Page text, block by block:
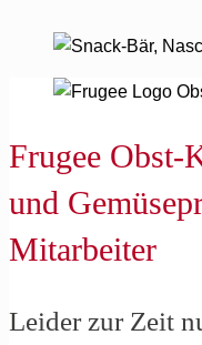
Frugee Obst-
und
Mitarbeiter
Leider zur Zeit